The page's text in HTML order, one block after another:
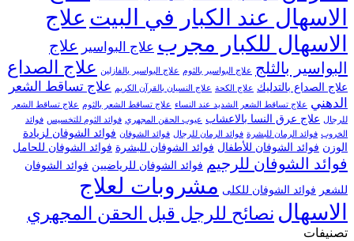
الاسهال عند الكبار في البيت علاج
الاسهال للكبار مجرب علاج البواسير علاج
البواسير بالثلج علاج البواسير بالثوم علاج البواسير بالفازلين علاج الصداع
علاج الصداع بالتدليك علاج الكحة علاج النسيان بالقرآن الكريم علاج تساقط الشعر
الدهني علاج تساقط الشعر الشديد عند النساء علاج تساقط الشعر بالثوم علاج تساقط الشعر
للرجال علاج عرق النسا بالاعشاب عيوب الحقن المجهري فوائد الثوم للتخسيس فوائد
الخروب فوائد الرمان للبشرة فوائد الرمان للرجال فوائد الشوفان فوائد الشوفان لزيادة
الوزن فوائد الشوفان للأطفال فوائد الشوفان للبشرة فوائد الشوفان للحامل
فوائد الشوفان للرجيم فوائد الشوفان للرياضيين فوائد الشوفان
للشعر فوائد الشوفان للكلى مشروبات لعلاج
الاسهال نصائح للرجل قبل الحقن المجهري
تصنيفات